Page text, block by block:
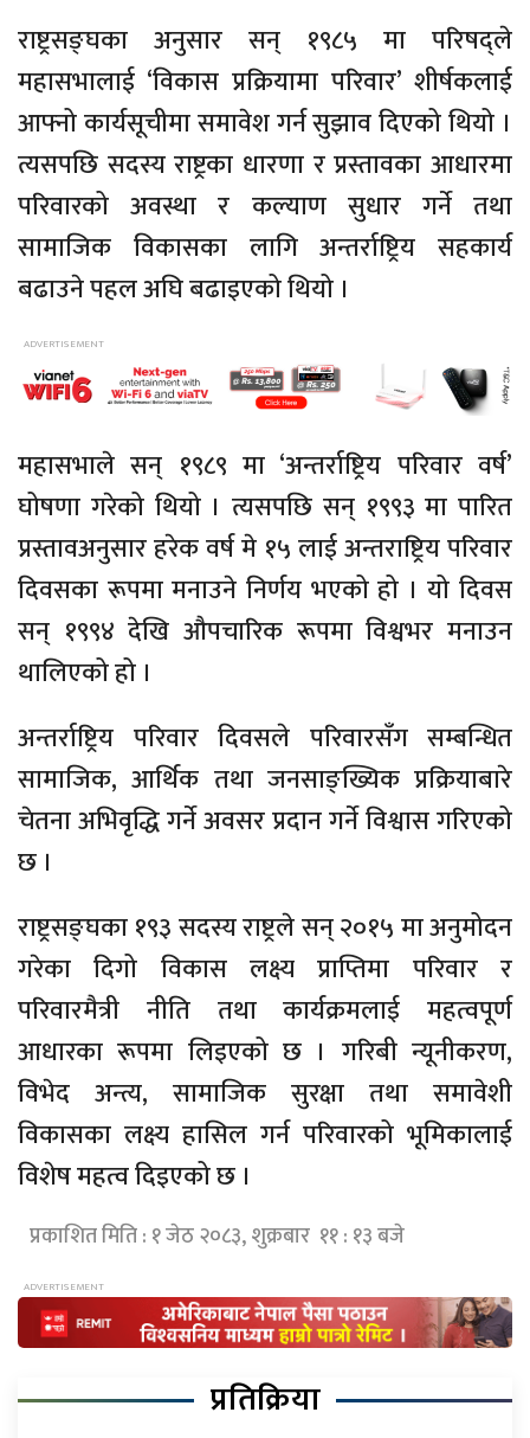
राष्ट्रसङ्घका अनुसार सन् १९८५ मा परिषद्ले
महासभालाई ‘विकास प्रक्रियामा परिवार’ शीर्षकलाई
आफ्नो कार्यसूचीमा समावेश गर्न सुझाव दिएको थियो ।
त्यसपछि सदस्य राष्ट्रका धारणा र प्रस्तावका आधारमा
परिवारको अवस्था र कल्याण सुधार गर्ने तथा
सामाजिक विकासका लागि अन्तर्राष्ट्रिय सहकार्य
बढाउने पहल अघि बढाइएको थियो ।
महासभाले सन् १९८९ मा ‘अन्तर्राष्ट्रिय परिवार वर्ष’
घोषणा गरेको थियो । त्यसपछि सन् १९९३ मा पारित
प्रस्तावअनुसार हरेक वर्ष मे १५ लाई अन्तराष्ट्रिय परिवार
दिवसका रूपमा मनाउने निर्णय भएको हो । यो दिवस
सन् १९९४ देखि औपचारिक रूपमा विश्वभर मनाउन
थालिएको हो ।
अन्तर्राष्ट्रिय परिवार दिवसले परिवारसँग सम्बन्धित
सामाजिक, आर्थिक तथा जनसाङ्ख्यिक प्रक्रियाबारे
चेतना अभिवृद्धि गर्ने अवसर प्रदान गर्ने विश्वास गरिएको
छ ।
राष्ट्रसङ्घका १९३ सदस्य राष्ट्रले सन् २०१५ मा अनुमोदन
गरेका दिगो विकास लक्ष्य प्राप्तिमा परिवार र
परिवारमैत्री नीति तथा कार्यक्रमलाई महत्वपूर्ण
आधारका रूपमा लिइएको छ । गरिबी न्यूनीकरण,
विभेद अन्त्य, सामाजिक सुरक्षा तथा समावेशी
विकासका लक्ष्य हासिल गर्न परिवारको भूमिकालाई
विशेष महत्व दिइएको छ ।
प्रकाशित मिति : १ जेठ २०८३, शुक्रबार ११ : १३ बजे
प्रतिक्रिया